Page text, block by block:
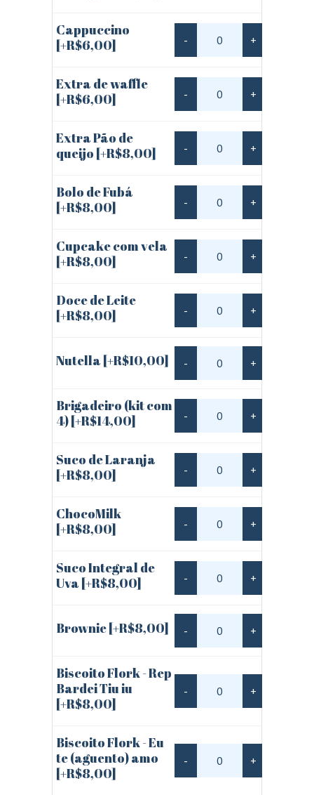
Cappuccino
[+R$6,00]
- +
Extra de waffle
[+R$6,00]
- +
Extra Pão de
queijo [+R$8,00] - +
Bolo de Fubá
[+R$8,00]
- +
Cupcake com vela
[+R$8,00]
- +
Doce de Leite
[+R$8,00]
- +
Nutella [+R$10,00] - +
Brigadeiro (kit com
4)[+R$14,00] - +
Suco de Laranja
[+R$8,00]
- +
ChocoMilk
[+R$8,00]
- +
Suco Integral de
Uva [+R$8,00] - +
Brownie[+R$8,00] - +
Biscoito Flork - Rep
Bardei Tiu iu
[+R$8,00]
- +
Biscoito Flork - Eu
te (aguento) amo
[+R$8,00]
- +